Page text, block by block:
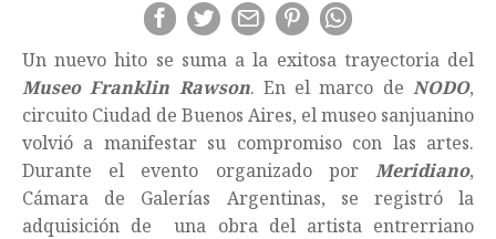
Un nuevo hito se suma a la exitosa trayectoria del
Museo Franklin Rawson. En el marco deNODO,
circuito Ciudad de Buenos Aires, el museo sanjuanino
volvió a manifestar su compromiso con las artes.
Durante el evento organizado por Meridiano,
Cámara de Galerías Argentinas, se registró la
adquisición de una obra del artista entrerriano